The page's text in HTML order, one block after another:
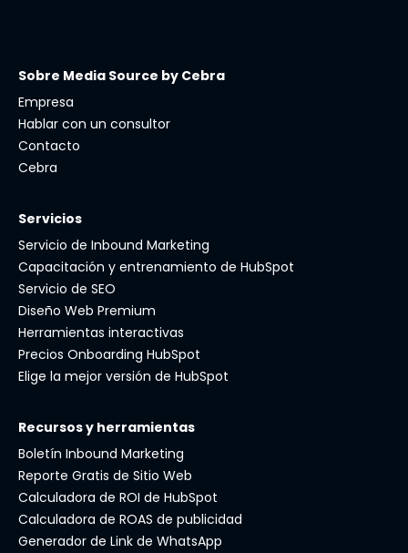
Sobre Media Source by Cebra
Empresa
Hablar con un consultor
Contacto
Cebra
Servicios
Servicio de Inbound Marketing
Capacitación y entrenamiento de HubSpot
Servicio de SEO
Diseño Web Premium
Herramientas interactivas
Precios Onboarding HubSpot
Elige la mejor versión de HubSpot
Recursos y herramientas
Boletín Inbound Marketing
Reporte Gratis de Sitio Web
Calculadora de ROI de HubSpot
Calculadora de ROAS de publicidad
Generador de Link de WhatsApp